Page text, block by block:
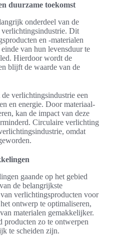
duurzame toekomst
onderdeel van de
verlichtingsindustrie. Dit
en -materialen
van hun levensduur te
Hierdoor wordt de
blijft de waarde van de
verlichtingsindustrie een
en energie. Door materiaal-
kan de impact van deze
Circulaire verlichting
omdat
gaande op het gebied
de belangrijkste
verlichtingsproducten voor
ontwerp te optimaliseren,
materialen gemakkelijker.
producten zo te ontwerpen
te scheiden zijn.